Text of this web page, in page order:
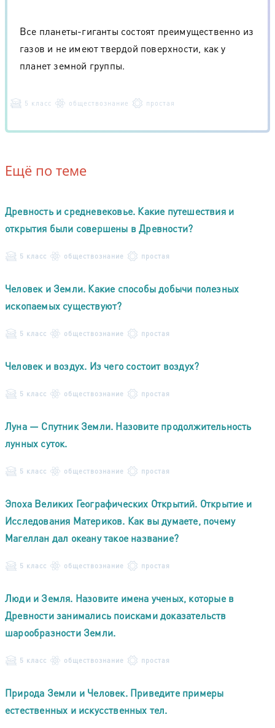
Все планеты-гиганты состоят преимущественно из
газов и не имеют твердой поверхности, как у
планет земной группы.
5 класс обществознание простая
Ещё по теме
Древность и средневековье. Какие путешествия и
открытия были совершены в Древности?
5 класс обществознание простая
Человек и Земли. Какие способы добычи полезных
ископаемых существуют?
5 класс обществознание простая
Человек и воздух. Из чего состоит воздух?
5 класс обществознание простая
Луна — Спутник Земли. Назовите продолжительность
лунных суток.
5 класс обществознание простая
Эпоха Великих Географических Открытий. Открытие и
Исследования Материков. Как вы думаете, почему
Магеллан дал океану такое название?
5 класс обществознание простая
Люди и Земля. Назовите имена ученых, которые в
Древности занимались поисками доказательств
шарообразности Земли.
5 класс обществознание простая
Природа Земли и Человек. Приведите примеры
естественных и искусственных тел.